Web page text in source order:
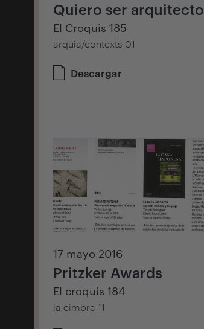
Quiero ser arquitecto
El Croquis 185
arquia/contexts 01
Descargar
17 mayo 2016
Pritzker Awards
El croquis 184
la cimbra 11